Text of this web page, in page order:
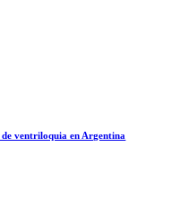
de ventriloquia en Argentina